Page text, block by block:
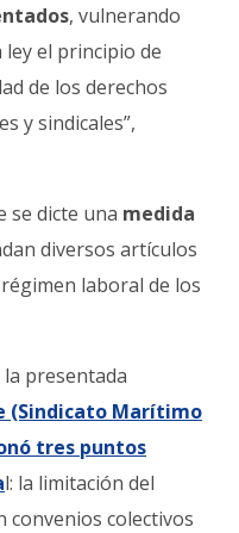
, vulnerando
el principio de
de los derechos
y sindicales”,
se dicte una medida
diversos artículos
laboral de los
la presentada
(Sindicato Marítimo
tres puntos
l: la limitación del
convenios colectivos